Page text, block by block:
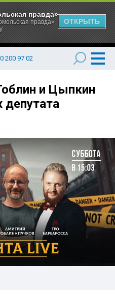
200 97 02
и Цыпкин
депутата
правда»
правда»
ОТКРЫТЬ